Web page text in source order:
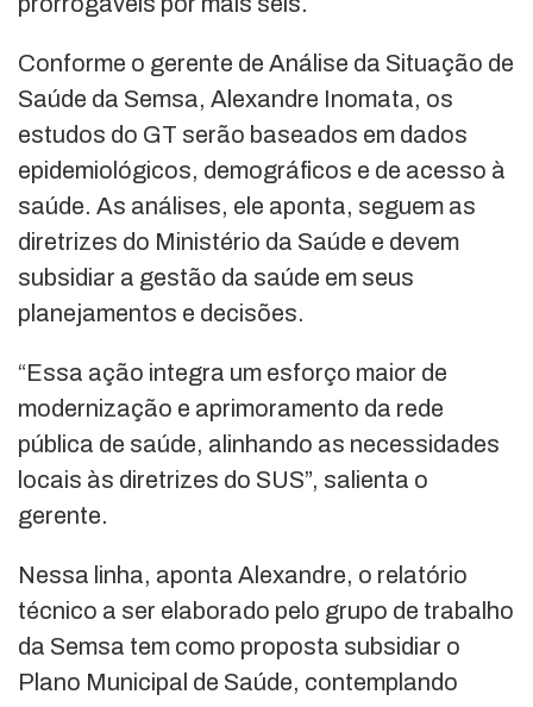
Conforme o gerente de Análise da Situação de
Saúde da Semsa, Alexandre Inomata, os
estudos do GT serão baseados em dados
epidemiológicos, demográficos e de acesso à
saúde. As análises, ele aponta, seguem as
diretrizes do Ministério da Saúde e devem
subsidiar a gestão da saúde em seus
planejamentos e decisões.
“Essa ação integra um esforço maior de
modernização e aprimoramento da rede
pública de saúde, alinhando as necessidades
locais às diretrizes do SUS”, salienta o
gerente.
Nessa linha, aponta Alexandre, o relatório
técnico a ser elaborado pelo grupo de trabalho
da Semsa tem como proposta subsidiar o
Plano Municipal de Saúde, contemplando